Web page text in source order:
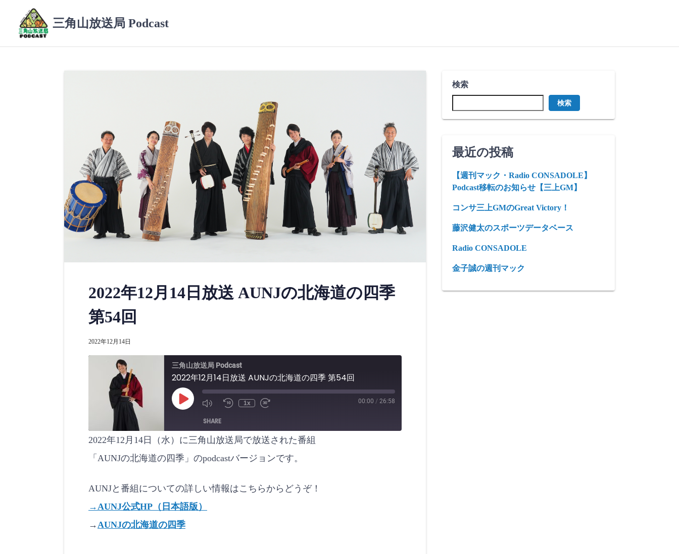
三角山放送局 Podcast
2022年12月14日放送 AUNJの北海道の四季
第54回
2022年12月14日
三角山放送局 Podcast
2022年12月14日放送 AUNJの北海道の四季 第54回
P
l
E
p
i
o
1x 00:00 / 26:58
SHARE
EMBED
2022年12月14日（水）に三角山放送局で放送された番組
「AUNJの北海道の四季」のpodcastバージョンです。
AUNJと番組についての詳しい情報はこちらからどうぞ！
→AUNJ公式HP（日本語版）
→AUNJの北海道の四季
検索
検索
最近の投稿
【週刊マック・Radio CONSADOLE】
Podcast移転のお知らせ【三上GM】
コンサ三上GMのGreat Victory！
藤沢健太のスポーツデータベース
Radio CONSADOLE
金子誠の週刊マック